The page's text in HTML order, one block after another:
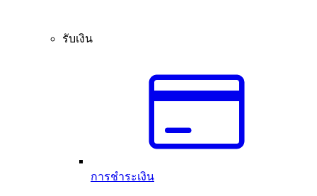
รับเงิน
การชำระเงิน